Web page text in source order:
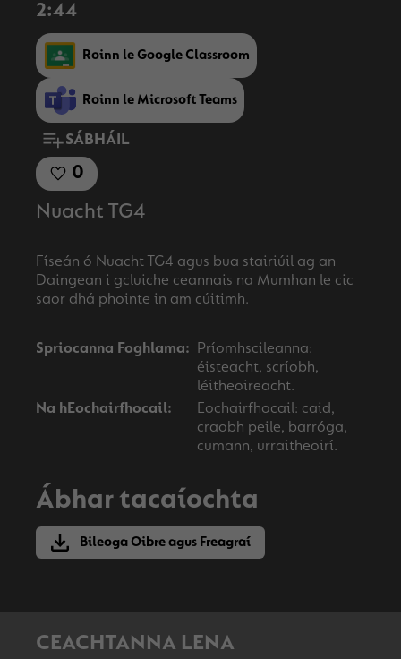
2:44
Roinn le Google Classroom
Roinn le Microsoft Teams
SÁBHÁIL
0
Nuacht TG4
Físeán ó Nuacht TG4 agus bua stairiúil ag an
Daingean i gcluiche ceannais na Mumhan le cic
Spriocanna Foghlama: Príomhscileanna:
éisteacht, scríobh,
léitheoireacht.
Na hEochairfhocail:
Eochairfhocail: caid,
craobh peile, barróga,
cumann, urraitheoirí.
Ábhar tacaíochta
Bileoga Oibre agus Freagraí
CEACHTANNA LENA